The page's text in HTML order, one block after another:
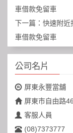
車借款免留車
下一篇： 快速附近
車借款免留車
公司名片
屏東永豐當舖
屏東市自由路
客服人員
(08)7373777